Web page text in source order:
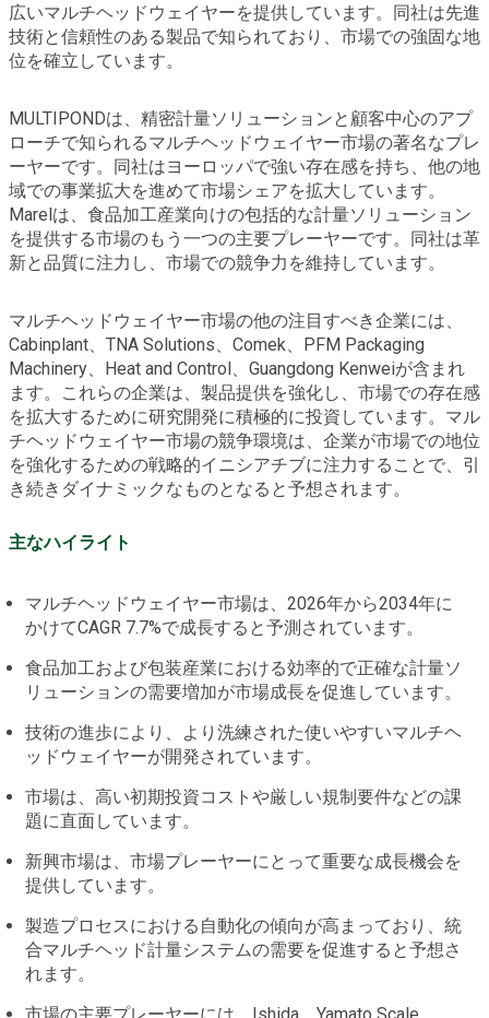
広いマルチヘッドウェイヤーを提供しています。同社は先進
技術と信頼性のある製品で知られており、市場での強固な地
位を確立しています。
MULTIPONDは、精密計量ソリューションと顧客中心のアプ
ローチで知られるマルチヘッドウェイヤー市場の著名なプレ
ーヤーです。同社はヨーロッパで強い存在感を持ち、他の地
域での事業拡大を進めて市場シェアを拡大しています。
Marelは、食品加工産業向けの包括的な計量ソリューション
を提供する市場のもう一つの主要プレーヤーです。同社は革
新と品質に注力し、市場での競争力を維持しています。
マルチヘッドウェイヤー市場の他の注目すべき企業には、
Cabinplant、TNA Solutions、Comek、PFM Packaging
Machinery、Heat and Control、Guangdong Kenweiが含まれ
ます。これらの企業は、製品提供を強化し、市場での存在感
を拡大するために研究開発に積極的に投資しています。マル
チヘッドウェイヤー市場の競争環境は、企業が市場での地位
を強化するための戦略的イニシアチブに注力することで、引
き続きダイナミックなものとなると予想されます。
主なハイライト
マルチヘッドウェイヤー市場は、2026年から2034年に
かけてCAGR 7.7%で成長すると予測されています。
食品加工および包装産業における効率的で正確な計量ソ
リューションの需要増加が市場成長を促進しています。
技術の進歩により、より洗練された使いやすいマルチヘ
ッドウェイヤーが開発されています。
市場は、高い初期投資コストや厳しい規制要件などの課
題に直面しています。
新興市場は、市場プレーヤーにとって重要な成長機会を
提供しています。
製造プロセスにおける自動化の傾向が高まっており、統
合マルチヘッド計量システムの需要を促進すると予想さ
れます。